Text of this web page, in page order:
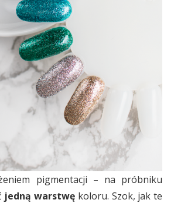
pigmentacji – na próbniku
jedną warstwę koloru. Szok, jak te